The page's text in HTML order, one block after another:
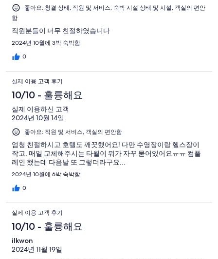
좋아요: 청결 상태, 직원 및 서비스, 숙박 시설 상태 및 시설, 객실의 편안
함
직원분들이 너무 친절하였습니다
2024년 10월에 3박 숙박함
0
실제 이용 고객 후기
10/10 - 훌륭해요
실제 이용하신 고객
2024년 10월 14일
좋아요: 직원 및 서비스, 객실의 편안함
엄청 친절하시고 호텔도 깨끗했어요! 다만 수영장이랑 헬스장이
작고, 매일 교체해주시는 타월이 뭐가 자꾸 묻어있어요ㅠㅠ 컴플
레인 했는데 다음날 또 그렇더라구요...
2024년 10월에 6박 숙박함
0
실제 이용 고객 후기
10/10 - 훌륭해요
ilkwon
2024년 11월 19일